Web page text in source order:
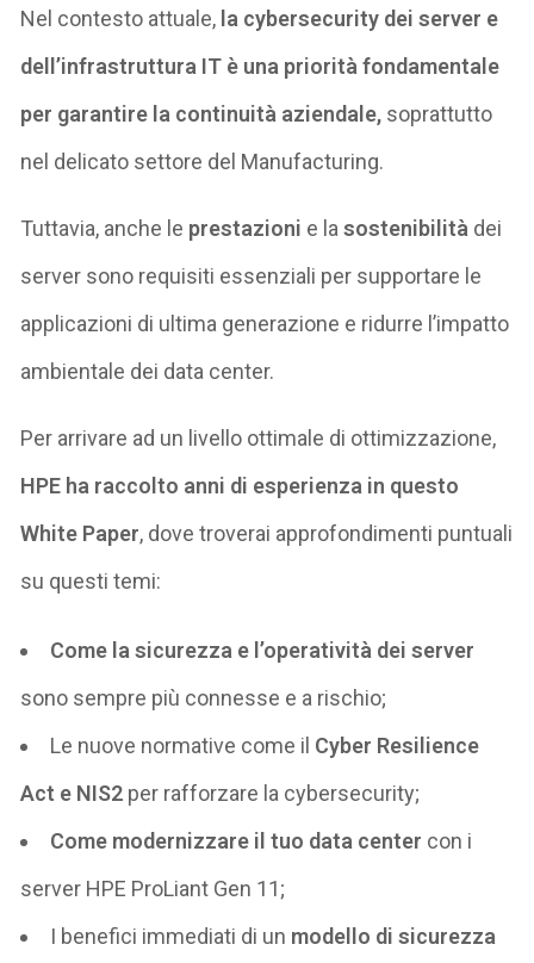
Nel contesto attuale, la cybersecurity dei server e
dell’infrastruttura IT è una priorità fondamentale
per garantire la continuità aziendale, soprattutto
nel delicato settore del Manufacturing.
Tuttavia, anche le prestazioni e lasostenibilità dei
server sono requisiti essenziali per supportare le
applicazioni di ultima generazione e ridurre l’impatto
ambientale dei data center.
Per arrivare ad un livello ottimale di ottimizzazione,
HPE ha raccolto anni di esperienza in questo
White Paper, dove troverai approfondimenti puntuali
su questi temi:
Come la sicurezza e l’operatività dei server
sono sempre più connesse e a rischio;
Le nuove normative come il Cyber Resilience
Act e NIS2 per rafforzare la cybersecurity;
Come modernizzare il tuo data center con i
server HPE ProLiant Gen 11;
I benefici immediati di un modello di sicurezza